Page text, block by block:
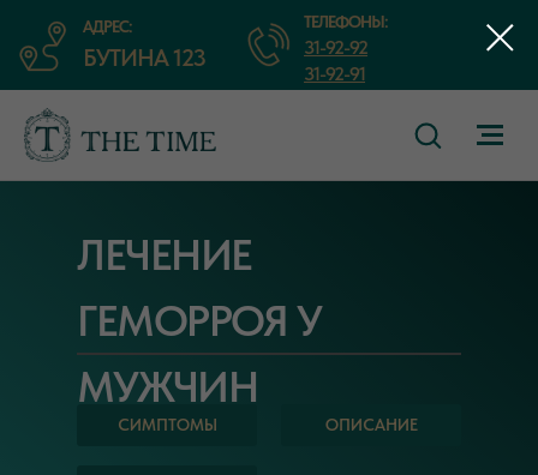
АДРЕС:
БУТИНА 123
ТЕЛЕФОНЫ:
31-92-92
31-92-91
ЛЕЧЕНИЕ
ГЕМОРРОЯ У
МУЖЧИН
СИМПТОМЫ ОПИСАНИЕ